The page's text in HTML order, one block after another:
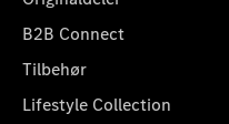
B2B Connect
Tilbehør
Lifestyle Collection